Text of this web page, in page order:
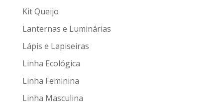
Kit Queijo
Lanternas e Luminárias
Lápis e Lapiseiras
Linha Ecológica
Linha Feminina
Linha Masculina